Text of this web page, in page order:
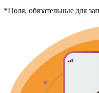
*Поля, обязательные для